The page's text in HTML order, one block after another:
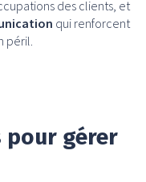
des clients, et
qui renforcent
pour gérer